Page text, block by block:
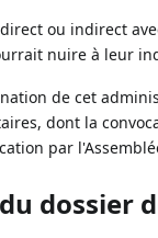
ou indirect
nuire à leur
de cet
dont la
par
dossier